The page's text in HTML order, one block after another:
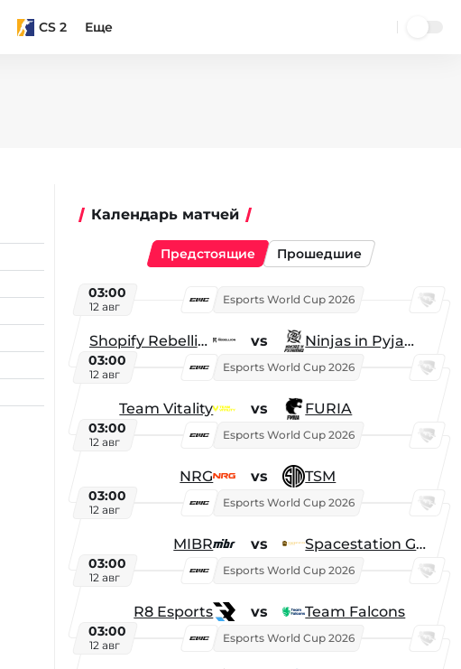
CS 2 Еще
Календарь матчей
Предстоящие Прошедшие
03:00
12 авг
Esports World Cup 2026
Shopify Rebellion vs Ninjas in Pyjamas
03:00
12 авг
Esports World Cup 2026
Team Vitality vs FURIA
03:00
12 авг
Esports World Cup 2026
NRG vs TSM
03:00
12 авг
Esports World Cup 2026
MIBR vs Spacestation Gaming
03:00
12 авг
Esports World Cup 2026
R8 Esports vs Team Falcons
03:00
12 авг
Esports World Cup 2026